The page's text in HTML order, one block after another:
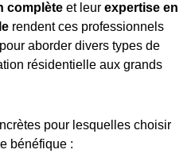
complète et leur expertise en
rendent ces professionnels
aborder divers types de
résidentielle aux grands
pour lesquelles choisir
bénéfique :